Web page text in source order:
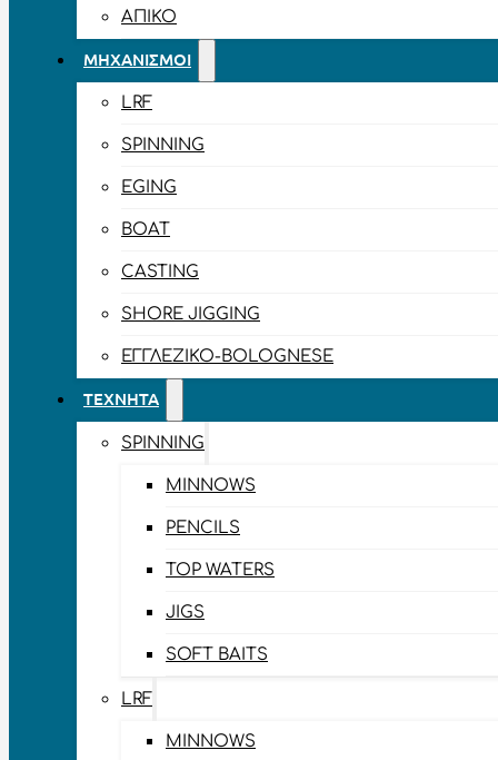
ΑΠΊΚΟ
ΜΗΧΑΝΙΣΜΟΊ
LRF
SPINNING
EGING
BOAT
CASTING
SHORE JIGGING
ΕΓΓΛΈΖΙΚΟ-BOLOGNESE
ΤΕΧΝΗΤΆ
SPINNING
MINNOWS
PENCILS
TOP WATERS
JIGS
SOFT BAITS
LRF
MINNOWS